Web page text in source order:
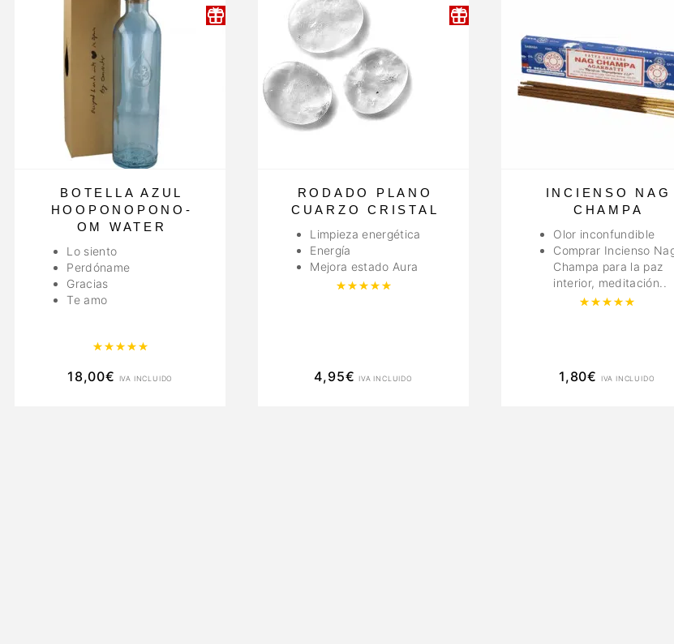
BOTELLA AZUL
HOOPONOPONO-
OM WATER
Lo siento
Perdóname
Gracias
Te amo
Valorado con
18,00€ IVA INCLUIDO
RODADO PLANO
CUARZO CRISTAL
Limpieza energética
Energía
Mejora estado Aura
Valorado con
4,95€ IVA INCLUIDO
INCIENSO NAG
CHAMPA
Olor inconfundible
Comprar Incienso
Champa para la paz
interior, meditación..
1,80€ IVA INCLUIDO